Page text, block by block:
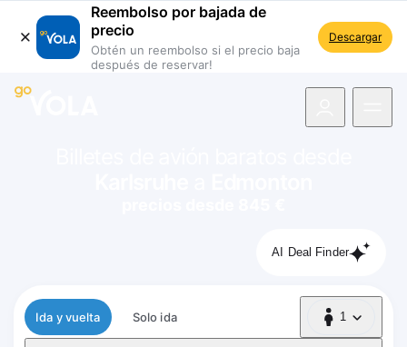
Reembolso por bajada de
precio
Obtén un reembolso si el precio baja
después de reservar!
Descargar
AI Deal Finder
Tipo de vuelo
Ida y vuelta Solo ida 1
1 Pasajero